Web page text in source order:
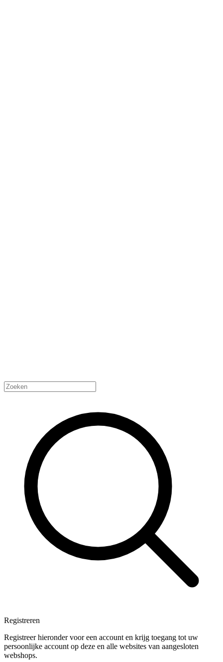
Registreren
Registreer hieronder voor een account en krijg toegang tot uw
persoonlijke account op deze en alle websites van aangesloten
webshops.